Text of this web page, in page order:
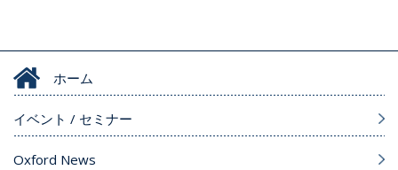
ホーム
イベント / セミナー
Oxford News